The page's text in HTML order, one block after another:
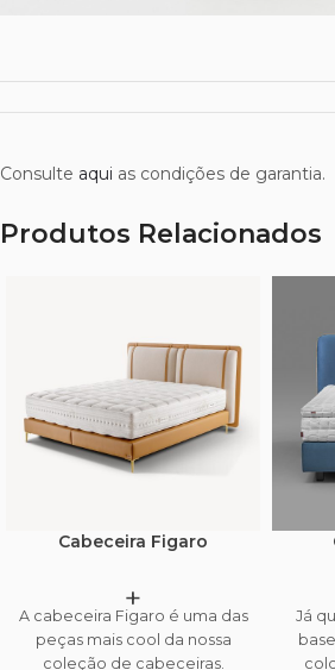
Consulte aqui as condições de garantia.
Produtos Relacionados
Cabeceira Figaro
+
A cabeceira Figaro é uma das
peças mais cool da nossa
coleção de cabeceiras.
Já